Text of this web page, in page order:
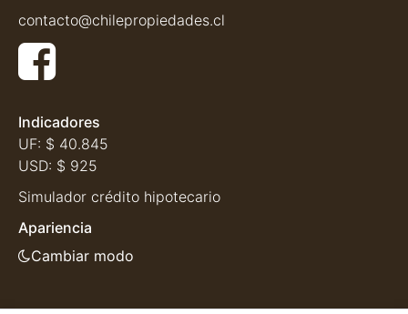
contacto@chilepropiedades.cl
Indicadores
UF: $ 40.845
USD: $ 925
Simulador crédito hipotecario
Apariencia
Cambiar modo